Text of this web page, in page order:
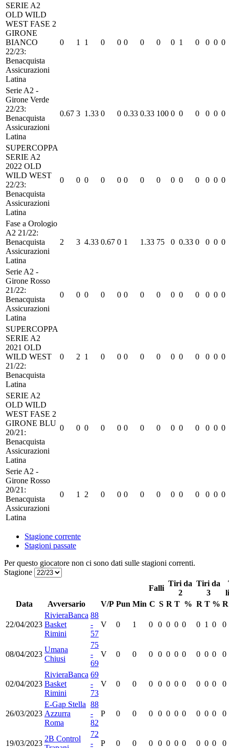
SERIE A2
OLD WILD
WEST FASE 2
GIRONE
BIANCO
22/23:
Benacquista
Assicurazioni
Latina
0 1 1 0 0 0 0 0 0 1 0 0 0 0
Serie A2 -
Girone Verde
22/23:
Benacquista
Assicurazioni
Latina
0.67 3 1.33 0 0 0.33 0.33 100 0 0 0 0 0 0
SUPERCOPPA
SERIE A2
2022 OLD
WILD WEST
22/23:
Benacquista
Assicurazioni
Latina
0 0 0 0 0 0 0 0 0 0 0 0 0 0
Fase a Orologio
A2 21/22:
Benacquista
Assicurazioni
Latina
2 3 4.33 0.67 0 1 1.33 75 0 0.33 0 0 0 0
Serie A2 -
Girone Rosso
21/22:
Benacquista
Assicurazioni
Latina
0 0 0 0 0 0 0 0 0 0 0 0 0 0
SUPERCOPPA
SERIE A2
2021 OLD
WILD WEST
21/22:
Benacquista
Latina
0 2 1 0 0 0 0 0 0 0 0 0 0 0
SERIE A2
OLD WILD
WEST FASE 2
GIRONE BLU
20/21:
Benacquista
Assicurazioni
Latina
0 0 0 0 0 0 0 0 0 0 0 0 0 0
Serie A2 -
Girone Rosso
20/21:
Benacquista
Assicurazioni
Latina
0 1 2 0 0 0 0 0 0 0 0 0 0 0
Stagione corrente
Stagioni passate
Per questo giocatore non ci sono dati sulle stagioni correnti.
Stagione
Falli
Tiri da
2
Tiri da
3
Data
Avversario V/P Pun Min C S R T % R T % R
22/04/2023
RivieraBanca
Basket
Rimini
88
-
57
V 0 1 0 0 0 0 0 0 1 0 0
08/04/2023
Umana
Chiusi
75
-
69
V 0 0 0 0 0 0 0 0 0 0 0
02/04/2023
RivieraBanca
Basket
Rimini
69
-
73
V 0 0 0 0 0 0 0 0 0 0 0
26/03/2023
E-Gap Stella
Azzurra
Roma
88
-
82
P 0 0 0 0 0 0 0 0 0 0 0
19/03/2023
2B Control
72
-
P 0 0 0 0 0 0 0 0 0 0 0